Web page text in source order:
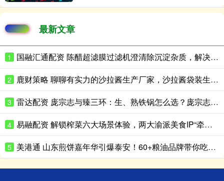
最新文章
1 国融汇通配资 陈醋超滤膜过滤机澄清除沉淀杂质，解决返浑难题
2 鹿财策略 聊聊有实力的沙拉酱生产厂家，沙拉酱袋装生产性价比高的推荐
3 雷达配资 庞宗志与臻三环：生、熟铁锅怎么选？庞宗志更适合日常家用
4 易融配资 解锁榨菜六大场景体验，两大渝派美食IP“牵手”成功
5 美港通 山东煎饼嘉年华引爆泰安！60+粮油品牌带你吃出新花样